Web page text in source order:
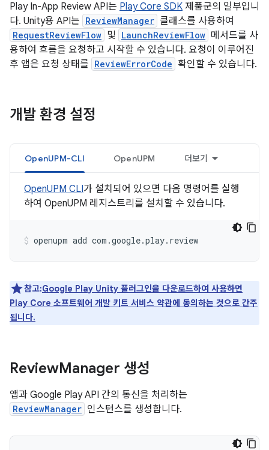
Play In-App Review API는 Play Core SDK 제품군의 일부입니
다. Unity용 API는 ReviewManager 클래스를 사용하여
RequestReviewFlow 및 LaunchReviewFlow 메서드를 사
용하여 흐름을 요청하고 시작할 수 있습니다. 요청이 이루어진
후 앱은 요청 상태를 ReviewErrorCode 확인할 수 있습니다.
개발 환경 설정
OpenUPM-CLI OpenUPM 더보기
OpenUPM CLI가 설치되어 있으면 다음 명령어를 실행
하여 OpenUPM 레지스트리를 설치할 수 있습니다.
openupm add com.google.play.review
참고:Google Play Unity 플러그인을 다운로드하여 사용하면
Play Core 소프트웨어 개발 키트 서비스 약관에 동의하는 것으로 간주
됩니다.
ReviewManager 생성
앱과 Google Play API 간의 통신을 처리하는
ReviewManager 인스턴스를 생성합니다.